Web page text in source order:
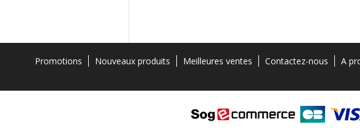
Promotions Nouveaux produits Meilleures ventes Contactez-nous A